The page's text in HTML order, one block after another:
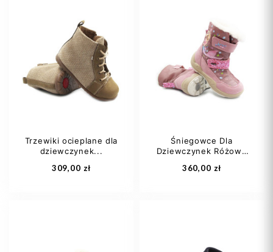
25
26
27
28 +2
Dodaj do koszyka
24
25
26
27
Dodaj do koszyka
Trzewiki ocieplane dla
dziewczynek...
309,00 zł
Śniegowce Dla
Dziewczynek Różowe
360,00 zł